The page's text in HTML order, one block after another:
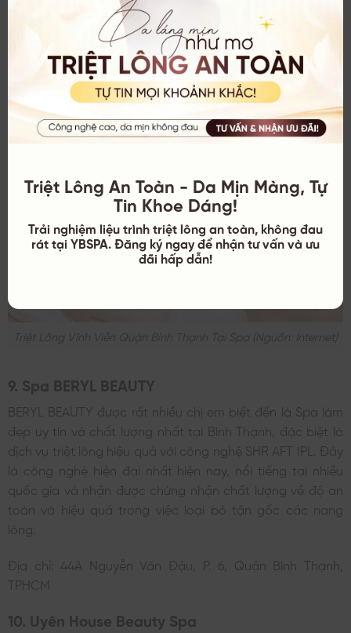
Triệt Lông Vĩnh Viễn Quận Bình Thạnh Tại Spa (nguồn: Internet)
9. Spa BERYL BEAUTY
BERYL BEAUTY được rất nhiều chị em biết đến là Spa làm
đẹp uy tín và chất lượng nhất tại Bình Thạnh, đặc biệt là
dịch vụ triệt lông hiệu quả với công nghệ SHR AFT IPL. Đây
là công nghệ hiện đại nhất hiện nay, nổi tiếng tại nhiều
quốc gia và nhận được chứng nhận chất lượng về độ an
toàn và hiệu quả trong việc loại bỏ tận gốc các nang
lông.
Địa chỉ: 44A Nguyễn Văn Đậu, P. 6, Quận Bình Thạnh,
TPHCM
10. Uyên House Beauty Spa
Triệt Lông An Toàn - Da Mịn Màng, Tự
Tin Khoe Dáng!
Trải nghiệm liệu trình triệt lông an toàn, không đau
rát tại YBSPA. Đăng ký ngay để nhận tư vấn và ưu
đãi hấp dẫn!